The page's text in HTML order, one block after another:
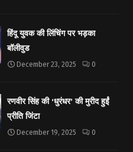
हिंदू युवक की लिंचिंग पर भड़का
बॉलीवुड
December 23, 2025 0
रणवीर सिंह की ‘धुरंधर’ की मुरीद हुईं
प्रीति जिंटा
December 19, 2025 0